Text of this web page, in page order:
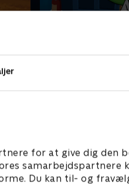
for at give dig den
samarbejdspartnere
Du kan til- og